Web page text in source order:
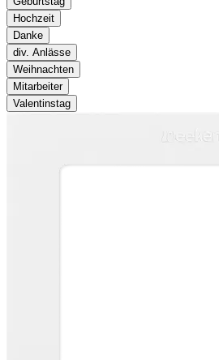
Hochzeit
Danke
div. Anlässe
Weihnachten
Mitarbeiter
Valentinstag